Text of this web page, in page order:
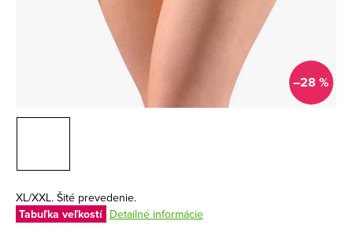
–28 %
XL/XXL. Šité prevedenie.
Tabuľka veľkostí Detailné informácie